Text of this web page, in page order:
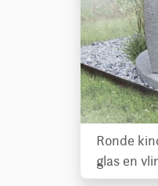
Ronde
glas en